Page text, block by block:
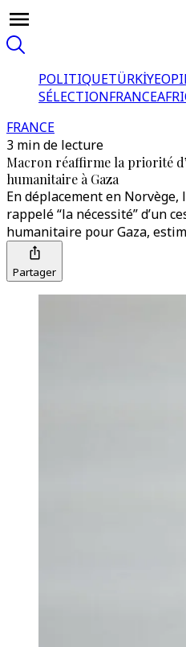
POLITIQUETÜRKİYE
SÉLECTIONFRANCE
FRANCE
3 min de lecture
Macron réaffirme la priorité
humanitaire à Gaza
En déplacement en
rappelé “la nécessité” d’un
humanitaire pour Gaza,
Partager